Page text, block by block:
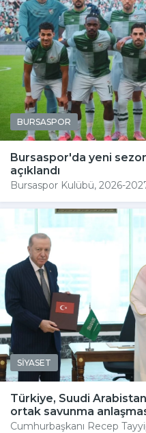
BURSASPOR
Bursaspor'da yeni
açıklandı
Bursaspor Kulübü, 2026-
SİYASET
Türkiye, Suudi
ortak savunma
Cumhurbaşkanı Recep